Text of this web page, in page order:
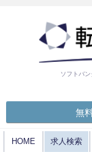
ソフトバ
無
HOME 求人検索